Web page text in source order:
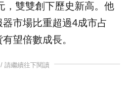
，雙雙創下歷史新高。他
市場比重超過4成市占
望倍數成長。
請繼續往下閱讀